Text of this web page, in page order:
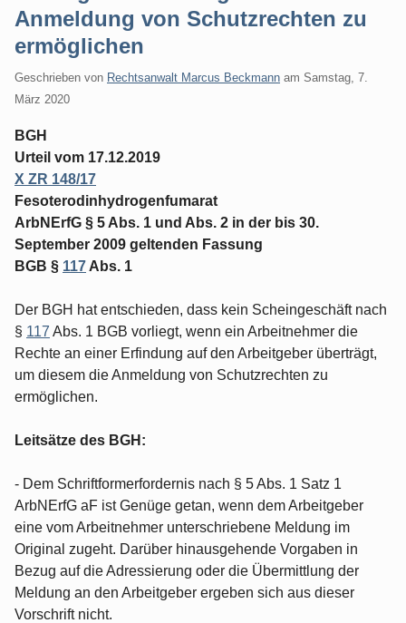
Anmeldung von Schutzrechten zu
ermöglichen
Geschrieben von Rechtsanwalt Marcus Beckmann am Samstag, 7.
März 2020
BGH
Urteil vom 17.12.2019
X ZR 148/17
Fesoterodinhydrogenfumarat
ArbNErfG § 5 Abs. 1 und Abs. 2 in der bis 30.
September 2009 geltenden Fassung
BGB § 117 Abs. 1
Der BGH hat entschieden, dass kein Scheingeschäft nach
§ 117 Abs. 1 BGB vorliegt, wenn ein Arbeitnehmer die
Rechte an einer Erfindung auf den Arbeitgeber überträgt,
um diesem die Anmeldung von Schutzrechten zu
ermöglichen.
Leitsätze des BGH:
- Dem Schriftformerfordernis nach § 5 Abs. 1 Satz 1
ArbNErfG aF ist Genüge getan, wenn dem Arbeitgeber
eine vom Arbeitnehmer unterschriebene Meldung im
Original zugeht. Darüber hinausgehende Vorgaben in
Bezug auf die Adressierung oder die Übermittlung der
Meldung an den Arbeitgeber ergeben sich aus dieser
Vorschrift nicht.